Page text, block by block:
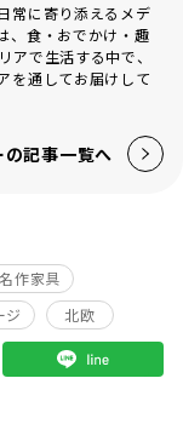
常に寄り添えるメデ
、食・おでかけ・趣
で生活する中で、
を通してお届けして
の記事一覧へ
名作家具
ジ 北欧